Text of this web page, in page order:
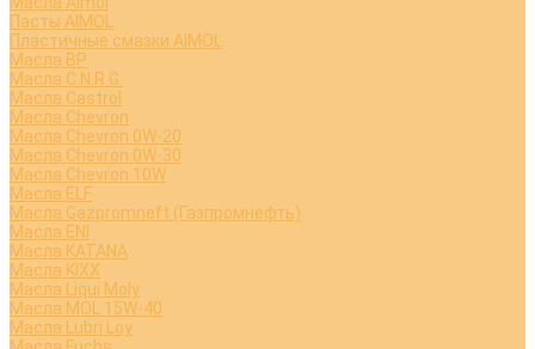
Пасты AIMOL
Пластичные смазки AIMOL
Масла BP
Масла C.N.R.G.
Масла Castrol
Масла Chevron
Масла Chevron 0W-20
Масла Chevron 0W-30
Масла Chevron 10W
Масла ELF
Масла Gazpromneft (Газпромнефть)
Масла ENI
Масла KATANA
Масла KIXX
Масла Liqui Moly
Масла MOL 15W-40
Масла Lubri Loy